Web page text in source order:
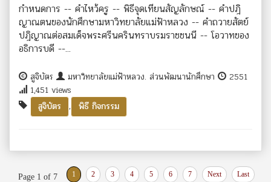
กำหนดการ -- คำไหว้ครู -- พิธีจุดเทียนสัญลักษณ์ -- คำปฎิ
ญาณตนของนักศึกษามหาวิทยาลัยแม่ฟ้าหลวง -- คำถวายสัตย์
ปฎิญาณต่อสมเด็จพระศรีนครินทราบรมราชชนนี -- โอวาทของ
อธิการบดี --...
สูจิบัตร มหาวิทยาลัยแม่ฟ้าหลวง. ส่วนพัฒนานักศึกษา
2551
1,451 views
สูจิบัตร
, พิธี กิจกรรม
Page 1 of 7 1 2 3 4 5 6 7 Next Last